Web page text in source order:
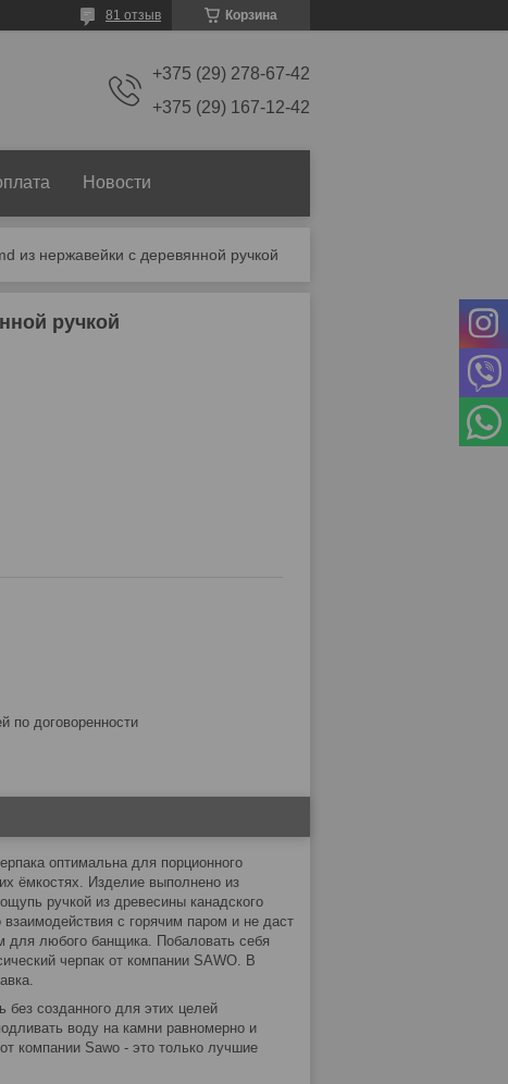
Корзина
81 отзыв
+375 (29) 278-67-42
+375 (29) 167-12-42
Новости
из нержавейки с деревянной ручкой
ручкой
по договоренности
оптимальна для порционного
ёмкостях. Изделие выполнено из
ручкой из древесины канадского
с горячим паром и не даст
для любого банщика. Побаловать себя
черпак от компании SAWO. В
созданного для этих целей
воду на камни равномерно и
компании Sawo - это только лучшие